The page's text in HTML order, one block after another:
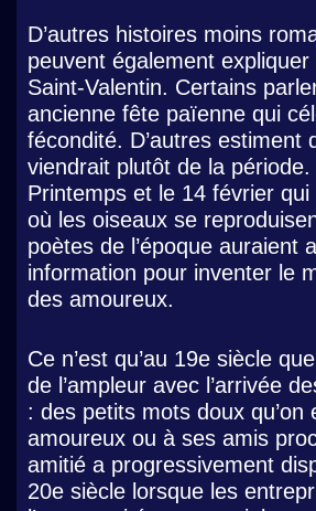
D’autres histoires moins
peuvent également
Saint-Valentin. Certains
ancienne fête païenne qui
fécondité. D’autres estiment
viendrait plutôt de la période.
Printemps et le 14 février
où les oiseaux se
poètes de l’époque auraient
information pour inventer le
des amoureux.
Ce n’est qu’au 19e siècle
de l’ampleur avec l’arrivée
: des petits mots doux qu’on
amoureux ou à ses amis
amitié a progressivement
20e siècle lorsque les